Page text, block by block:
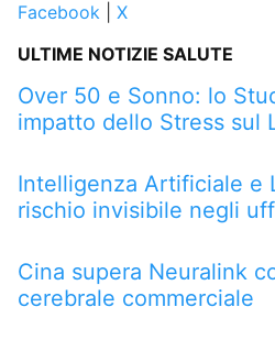
Facebook
X
ULTIME NOTIZIE SALUTE
Over 50 e Sonno: lo
impatto dello Stress sul
Intelligenza Artificiale e
rischio invisibile negli
Cina supera Neuralink
cerebrale commerciale